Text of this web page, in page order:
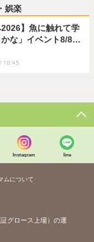
娯楽
2026】魚に触れて学
かな」イベント8/8…
10:45
Instagram line
ムについて
グロース上場）の運